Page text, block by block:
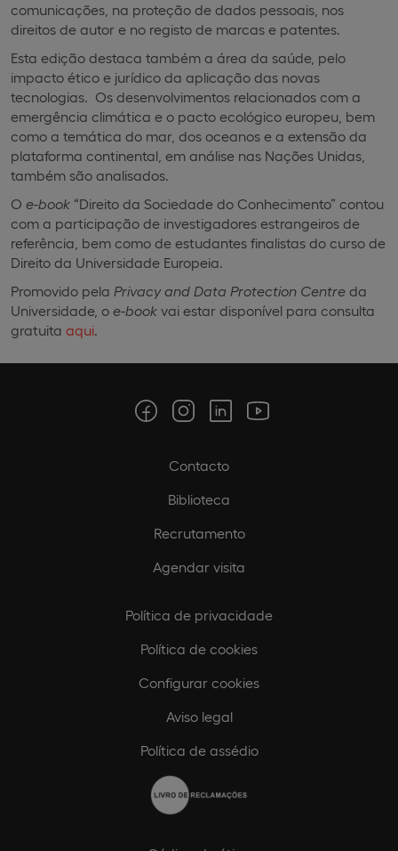
comunicações, na proteção de dados pessoais, nos
direitos de autor e no registo de marcas e patentes.
Esta edição destaca também a área da saúde, pelo
impacto ético e jurídico da aplicação das novas
tecnologias. Os desenvolvimentos relacionados com a
emergência climática e o pacto ecológico europeu, bem
como a temática do mar, dos oceanos e a extensão da
plataforma continental, em análise nas Nações Unidas,
também são analisados.
O e-book “Direito da Sociedade do Conhecimento” contou
com a participação de investigadores estrangeiros de
referência, bem como de estudantes finalistas do curso de
Direito da Universidade Europeia.
Promovido pela Privacy and Data Protection Centre da
Universidade, o e-book vai estar disponível para consulta
gratuita aqui.
Contacto
Biblioteca
Recrutamento
Agendar visita
Política de privacidade
Política de cookies
Configurar cookies
Aviso legal
Política de assédio